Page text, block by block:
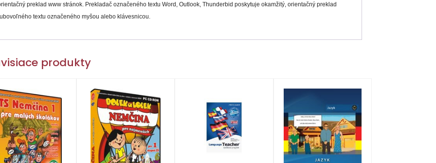
preklad www stránok. Prekladač označeného textu Word, Outlook, Thunderbid poskytuje okamžitý, orientačný preklad
textu označeného myšou alebo klávesnicou.
produkty